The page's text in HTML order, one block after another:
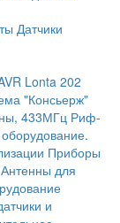
Датчики
Lonta 202
"Консьерж"
433МГц Риф-
Приборы
Антенны для
и